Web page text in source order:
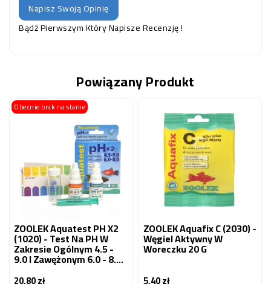
Napisz Swoją Opinię
Bądź Pierwszym Który Napisze Recenzję !
Powiązany Produkt
Obecnie brak na stanie
ZOOLEK Aquatest PH X2
(1020) - Test Na PH W
Zakresie Ogólnym 4.5 -
9.0 I Zawężonym 6.0 - 8.0
Do Akwarium
Słodkowodnego 1 Szt.
Cena
ZOOLEK Aquafix C (2030) -
Węgiel Aktywny W
Woreczku 20 G
Cena